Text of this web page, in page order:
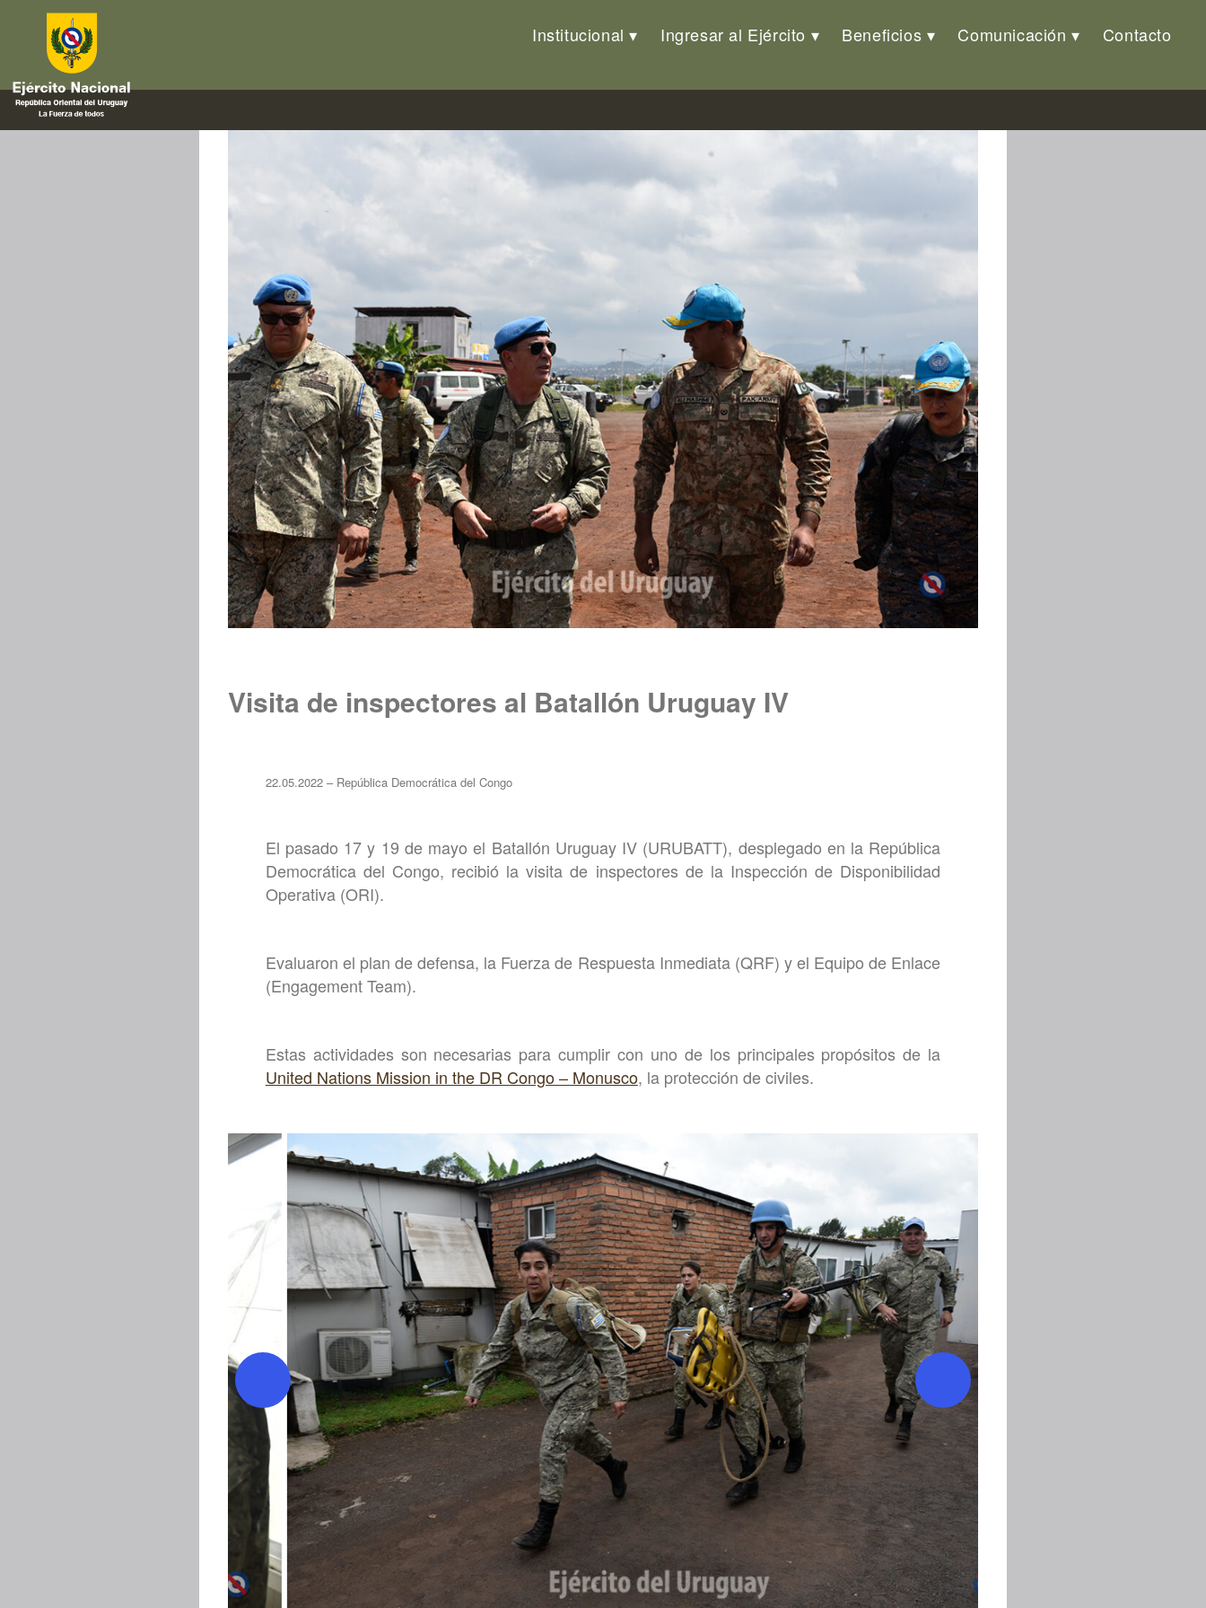
Institucional Ingresar al Ejército Beneficios Comunicación Contacto
Visita de inspectores al Batallón Uruguay IV
22.05.2022 – República Democrática del Congo
El pasado 17 y 19 de mayo el Batallón Uruguay IV (URUBATT), desplegado en la República
Democrática del Congo, recibió la visita de inspectores de la Inspección de Disponibilidad
Operativa (ORI).
Evaluaron el plan de defensa, la Fuerza de Respuesta Inmediata (QRF) y el Equipo de Enlace
(Engagement Team).
Estas actividades son necesarias para cumplir con uno de los principales propósitos de la
United Nations Mission in the DR Congo – Monusco, la protección de civiles.